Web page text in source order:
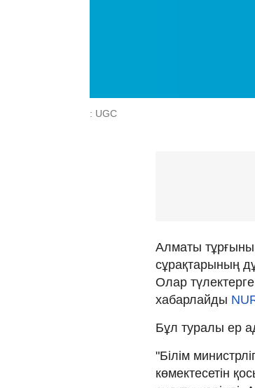
: UGC
Алматы тұрғыны
сұрақтарының
Олар
хабарлайды
Бұл туралы ер
"Білім
көмектесетін